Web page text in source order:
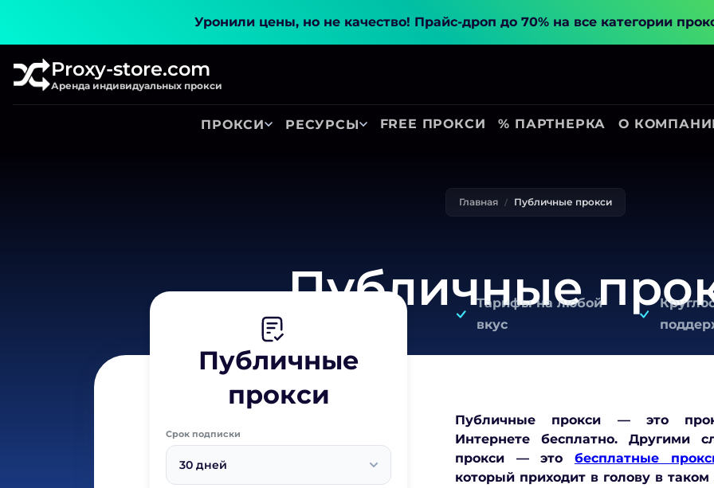
Уронили цены, но не качество! Прайс-дроп до 70% на все категории
Proxy-store.com
Аренда индивидуальных прокси
ПРОКСИ РЕСУРСЫ FREE ПРОКСИ % ПАРТНЕРКА О
Главная Публичные прокси
Публичные
Тарифы на любой
вкус
Публичные
прокси
Срок подписки
30 дней
Публичные прокси — это
Интернете бесплатно. Другими
прокси — это бесплатные
который приходит в голову в таком